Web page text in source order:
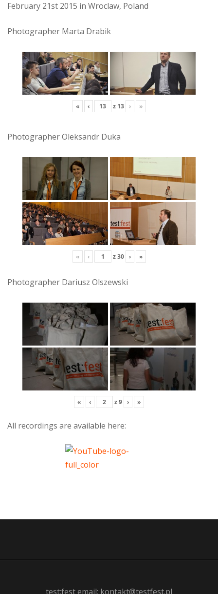
February 21st 2015 in Wroclaw, Poland
Photographer Marta Drabik
« ‹ z 13 › »
Photographer Oleksandr Duka
« ‹ z30 › »
Photographer Dariusz Olszewski
« ‹ z9 › »
All recordings are available here:
test:fest email: kontakt@testfest.pl